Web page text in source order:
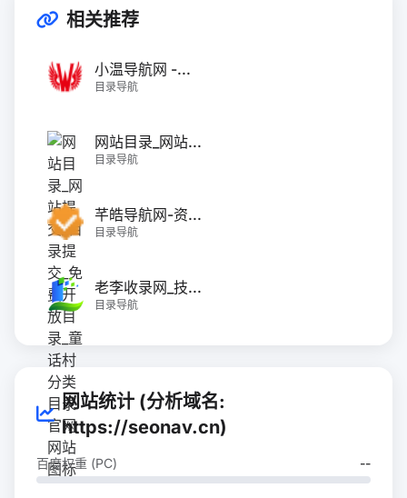
相关推荐
小温导航网 -...
目录导航
网站目录_网站...
目录导航
芊皓导航网-资...
目录导航
老李收录网_技...
目录导航
网站统计 (分析域名:
https://seonav.cn)
百度权重 (PC) --